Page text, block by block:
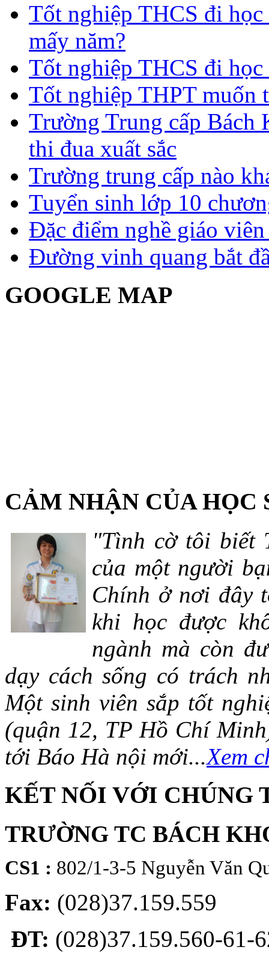
Tốt nghiệp THCS đi
mấy năm?
Tốt nghiệp THCS đi
Tốt nghiệp THPT muốn
Trường Trung cấp Bách
thi đua xuất sắc
Trường trung cấp nào
Tuyển sinh lớp 10
Đặc điểm nghề giáo
Đường vinh quang bắt
GOOGLE MAP
CẢM NHẬN CỦA HỌC
"Tình cờ tôi biết
của một người
Chính ở nơi đây
khi học được
ngành mà còn
dạy cách sống có trách
Một sinh viên sắp tốt
(quận 12, TP Hồ Chí
tới Báo Hà nội mới...Xem
KẾT NỐI VỚI CHÚNG
TRƯỜNG TC BÁCH
CS1 : 802/1-3-5 Nguyễn Văn
Fax: (028)37.159.559
ĐT: (028)37.159.560-61-